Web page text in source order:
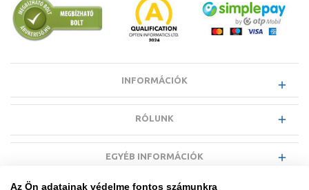
INFORMÁCIÓK
RÓLUNK
EGYÉB INFORMÁCIÓK
Az Ön adatainak védelme fontos számunkra